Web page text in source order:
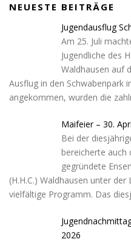
m
c
a
r
t
NEUESTE BEITRÄGE
Jugendausflug
Am 25. Juli
Jugendliche des
Waldhausen auf
Ausflug in den Schwabenpark
angekommen, wurden die
Maifeier – 30.
Bei der
bereicherte auch
gegründete
(H.H.C.) Waldhausen unter
vielfältige Programm. Das
2026